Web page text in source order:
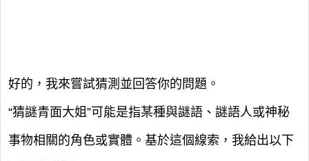
好的，我來嘗試猜測並回答你的問題。
“猜謎青面大姐”可能是指某種與謎語、謎語人或神秘
事物相關的角色或實體。基於這個線索，我給出以下